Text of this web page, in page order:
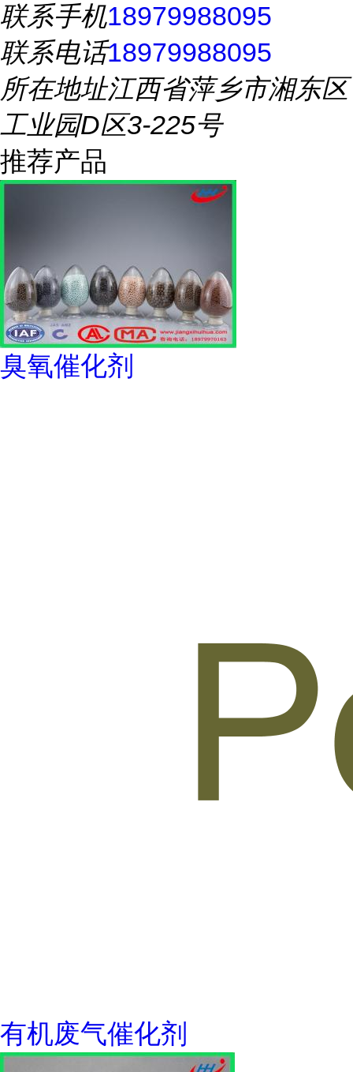
联系手机18979988095
联系电话18979988095
所在地址江西省萍乡市湘东区
工业园D区3-225号
推荐产品
臭氧催化剂
有机废气催化剂